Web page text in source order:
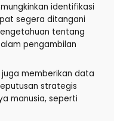
identifikasi
segera ditangani
tentang
pengambilan
memberikan data
strategis
manusia, seperti